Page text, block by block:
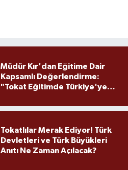
Müdür Kır'dan Eğitime Dair
Kapsamlı Değerlendirme:
"Tokat Eğitimde Türkiye'ye
Tokatlılar Merak Ediyor! Türk
Devletleri ve Türk Büyükleri
Anıtı Ne Zaman Açılacak?